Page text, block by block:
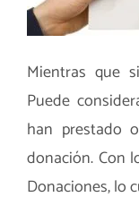
Mientras que
Puede
han prestado
donación. Con
Donaciones, lo